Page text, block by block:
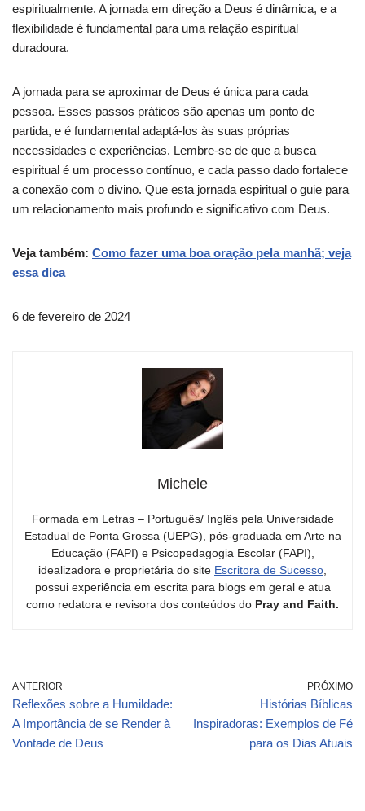
espiritualmente. A jornada em direção a Deus é dinâmica, e a
flexibilidade é fundamental para uma relação espiritual
duradoura.
A jornada para se aproximar de Deus é única para cada
pessoa. Esses passos práticos são apenas um ponto de
partida, e é fundamental adaptá-los às suas próprias
necessidades e experiências. Lembre-se de que a busca
espiritual é um processo contínuo, e cada passo dado fortalece
a conexão com o divino. Que esta jornada espiritual o guie para
um relacionamento mais profundo e significativo com Deus.
Veja também: Como fazer uma boa oração pela manhã; veja
essa dica
6 de fevereiro de 2024
Michele
Formada em Letras – Português/ Inglês pela Universidade
Estadual de Ponta Grossa (UEPG), pós-graduada em Arte na
Educação (FAPI) e Psicopedagogia Escolar (FAPI),
idealizadora e proprietária do site Escritora de Sucesso
possui experiência em escrita para blogs em geral e atua
como redatora e revisora dos conteúdos do Pray and Faith.
ANTERIOR
Reflexões sobre a Humildade:
A Importância de se Render à
Vontade de Deus
PRÓXIMO
Histórias Bíblicas
Inspiradoras: Exemplos de Fé
para os Dias Atuais